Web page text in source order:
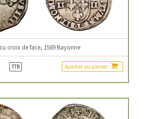
croix de face, 1589 Bayonne
TTB Ajouter au panier